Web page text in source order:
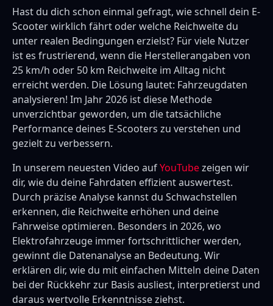
Hast du dich schon einmal gefragt, wie schnell dein E-
Scooter wirklich fährt oder welche Reichweite du
unter realen Bedingungen erzielst? Für viele Nutzer
ist es frustrierend, wenn die Herstellerangaben von
25 km/h oder 50 km Reichweite im Alltag nicht
erreicht werden. Die Lösung lautet: Fahrzeugdaten
analysieren! Im Jahr 2026 ist diese Methode
unverzichtbar geworden, um die tatsächliche
Performance deines E-Scooters zu verstehen und
gezielt zu verbessern.
In unserem neuesten Video aufYouTubezeigen wir
dir, wie du deine Fahrdaten effizient auswertest.
Durch präzise Analyse kannst du Schwachstellen
erkennen, die Reichweite erhöhen und deine
Fahrweise optimieren. Besonders in 2026, wo
Elektrofahrzeuge immer fortschrittlicher werden,
gewinnt die Datenanalyse an Bedeutung. Wir
erklären dir, wie du mit einfachen Mitteln deine Daten
bei der Rückkehr zur Basis ausliest, interpretierst und
daraus wertvolle Erkenntnisse ziehst.